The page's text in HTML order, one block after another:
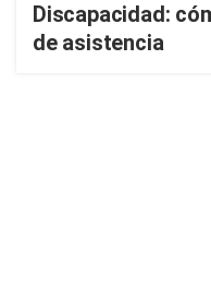
Discapacidad:
de asistencia